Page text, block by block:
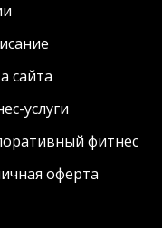
сайта
услуги
фитнес
оферта